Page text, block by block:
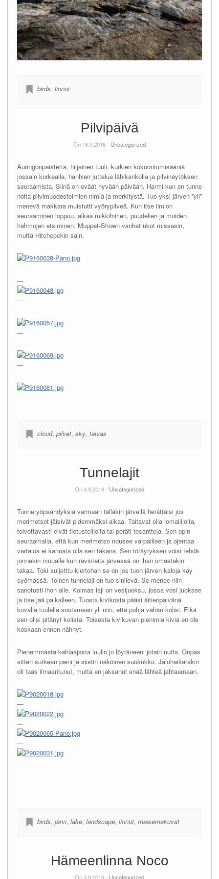
birds, linnut
Pilvipäivä
On 16.9.2018 - Uncategorized
Auringonpaistetta, hiljainen tuuli, kurkien kokoontumisääniä
jossain korkealla, hanhien juttelua lähikarikolla ja pilvinäytöksen
seuraamista. Siinä on eväät hyvään päivään. Harmi kun en tunne
noita pilvimuodostelmien nimiä ja merkitystä. Tuo yksi järven ”yli”
menevä makkara muistutti vyörypilveä. Kun itse ilmiön
seuraaminen loppuu, alkaa mikkihiirien, puudelien ja muiden
hahmojen etsiminen. Muppet-Shown vanhat ukot missasin,
mutta Hitchcockin sain.
—
—
—
—
cloud, pilvet, sky, taivas
Tunnelajit
On 4.9.2018 - Uncategorized
Tunneryöpsähdyksiä varmaan tälläkin järvellä herättäisi jos
merimetsot jäisivät pidemmäksi aikaa. Taitavat olla lomailijoita,
toivottavasti eivät tietustelijoita tai peräti tesantteja. Sen opin
seuraamalla, että kun merimetso nousee varpailleen ja ojentaa
vartaloa ei kannata olla sen takana. Sen töräytyksen voisi tehdä
jonnekin muualle kun ravinteita järvessä on ihan omastakin
takaa. Toki suljetttu kiertohan se on jos tuon järven kaloja käy
syömässä. Toinen tunnelaji on tuo sinilevä. Se menee niin
sanotusti ihon alle. Kolmas laji on vesijuoksu, jossa vesi juoksee
ja itse jää paikalleen. Tuosta kivikosta pääsi äitienpäivänä
kovalla tuulella soutamaan yli niin, että pohja vähän kolisi. Eikä
sen olisi pitänyt kolista. Toisesta kivikuvan pienimiä kiviä en ole
koskaan ennen nähnyt.
Pienemmästä kahlaajasta luulin jo löytäneeni jotain uutta. Onpas
sitten surkean pieni ja siistin näköinen suokukko. Jalohaikarakin
oli taas ilmaantunut, mutta en jaksanut enää lähteä jahtaamaan.
—
—
—
birds, järvi, lake, landscape, linnut, maisemakuvat
Hämeenlinna Noco
On 3.9.2018 - Uncategorized